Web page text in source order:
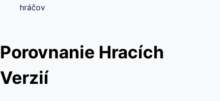
hráčov
Porovnanie Hracích
Verzií